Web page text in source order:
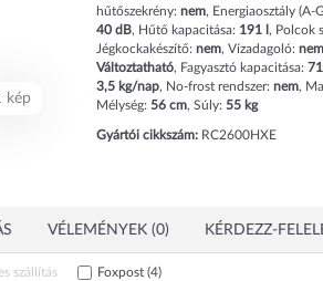
kép
hűtőszekrény: nem, Energiaosztály (A-
40 dB, Hűtő kapacitása: 191 , Polcok
Jégkockakészítő: nem, Vízadagoló: nem
Változtatható, Fagyasztó kapacitása: 71
3,5 kg/nap, No-frost rendszer: nem,
Mélység: 56 cm, Súly: 55 kg
Gyártói cikkszám:RC2600HXE
VÉLEMÉNYEK (0) KÉRDEZZ-
szállítás Foxpost (4)